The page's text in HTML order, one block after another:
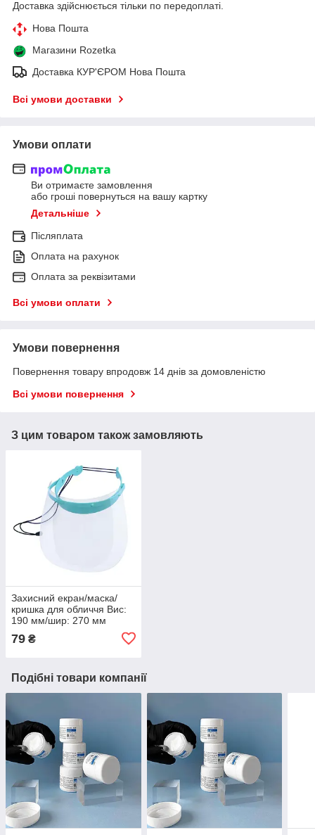
Доставка здійснюється тільки по передоплаті.
Нова Пошта
Магазини Rozetka
Доставка КУР'ЄРОМ Нова Пошта
Всі умови доставки
Умови оплати
Ви отримаєте замовлення
або гроші повернуться на вашу картку
Детальніше
Післяплата
Оплата на рахунок
Оплата за реквізитами
Всі умови оплати
Умови повернення
Повернення товару впродовж 14 днів за домовленістю
Всі умови повернення
З цим товаром також замовляють
Захисний екран/маска/
кришка для обличчя Вис:
190 мм/шир: 270 мм
MMS1 TYPE S1 Захист від
вірусів.
79 ₴
Подібні товари компанії